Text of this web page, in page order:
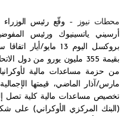
محطات نيوز – وقّع رئيس
أرسيني ياتسينيوك ورئيس
بروكسل اليوم 13
بقيمة 355 مليون يورو من دول